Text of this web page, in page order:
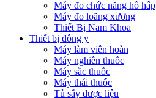
Máy đo chức năng hô hấp
Máy đo loãng xương
Thiết Bị Nam Khoa
Thiết bị đông y
Máy làm viên hoàn
Máy nghiền thuốc
Máy sắc thuốc
Máy thái thuốc
Tủ sấy dược liệu